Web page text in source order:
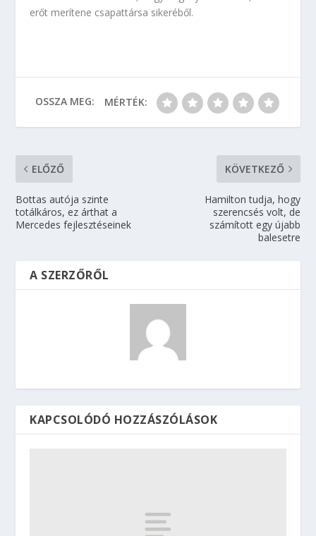
erőt merítene csapattársa sikeréből.
OSSZA MEG: MÉRTÉK:
ELŐZŐ
Bottas autója szinte
totálkáros, ez árthat a
Mercedes fejlesztéseinek
KÖVETKEZŐ
Hamilton tudja, hogy
szerencsés volt, de
számított egy újabb
balesetre
A SZERZŐRŐL
KAPCSOLÓDÓ HOZZÁSZÓLÁSOK